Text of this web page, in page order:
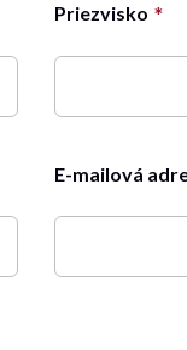
Priezvisko
E-mailová